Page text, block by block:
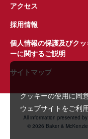
アクセス
採用情報
個人情報の保護及びクッ
ーに関するご説明
サイトマップ
All information presented
© 2026 Baker &
クッキーの使用に同
ウェブサイトをご利